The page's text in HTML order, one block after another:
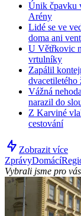
Únik čpavku
Arény
Lidé se ve
doma ani
U Větřkovic
vrtulníky
Zapálil
dvacetiletého
Vážná
narazil do
Z Karviné
cestování
Zobrazit více
ZprávyDomácí
Vybrali jsme pro vás